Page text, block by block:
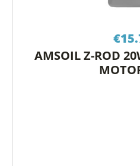
€
AMSOIL Z-ROD